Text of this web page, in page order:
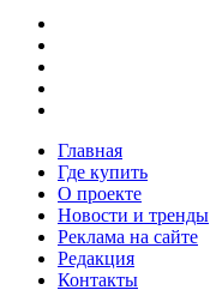
Главная
Где купить
О проекте
Новости и тренды
Реклама на сайте
Редакция
Контакты